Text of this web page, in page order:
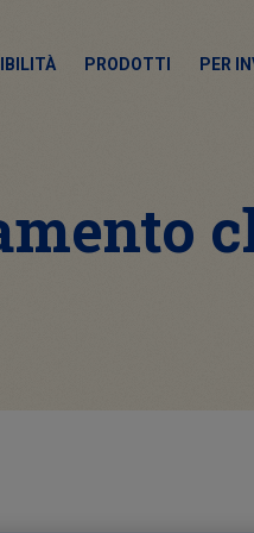
PRODOTTI PER